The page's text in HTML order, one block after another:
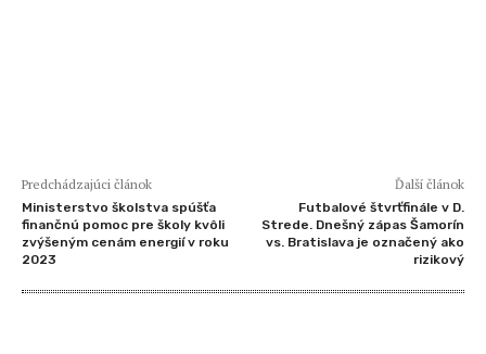
Predchádzajúci článok
Ministerstvo školstva spúšťa
finančnú pomoc pre školy kvôli
zvýšeným cenám energií v roku
2023
Ďalší článok
Futbalové štvrťfinále v D.
Strede. Dnešný zápas Šamorín
vs. Bratislava je označený ako
rizikový